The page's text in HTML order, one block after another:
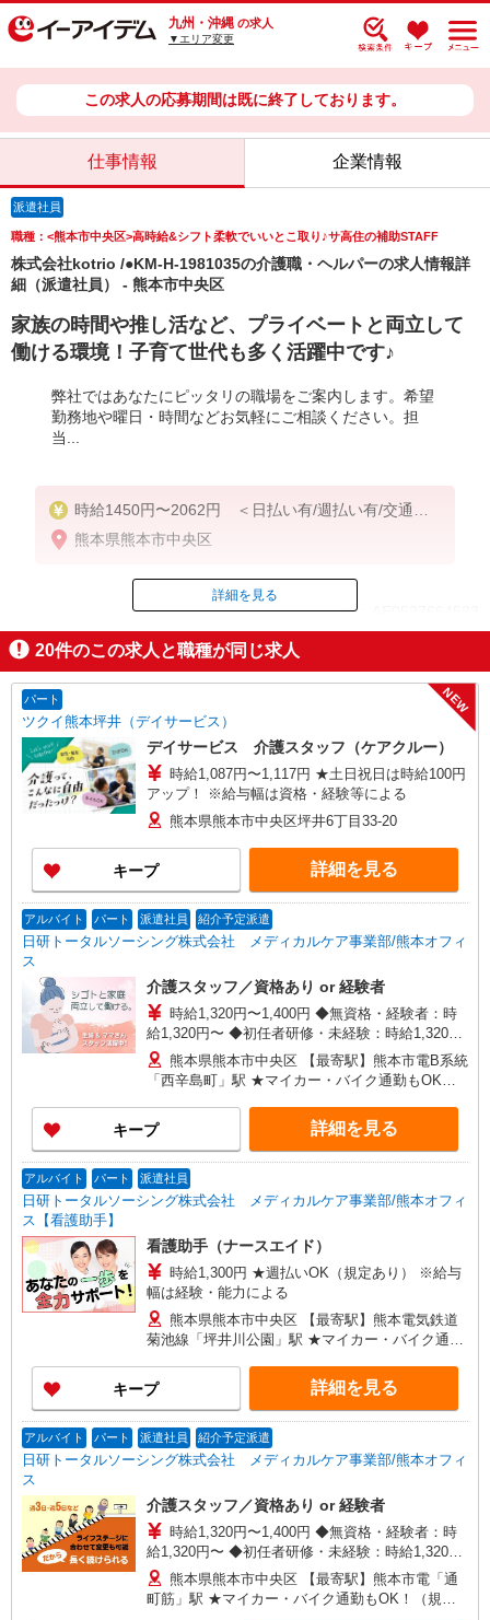
九州・沖縄 の求人
▼エリア変更
この求人の応募期間は既に終了しております。
仕事情報 企業情報
派遣社員
職種：<熊本市中央区>高時給&シフト柔軟でいいとこ取り♪サ高住の補助STAFF
株式会社kotrio /●KM-H-1981035の介護職・ヘルパーの求人情報詳
細（派遣社員） - 熊本市中央区
家族の時間や推し活など、プライベートと両立して
働ける環境！子育て世代も多く活躍中です♪
弊社ではあなたにピッタリの職場をご案内します。希望
勤務地や曜日・時間などお気軽にご相談ください。担
当...
時給1450円〜2062円 ＜日払い有/週払い有/交通費
全支給(ガソリン代含む)＞
熊本県熊本市中央区
ID：AE0527664583
掲載期間終了
詳細を見る
20件のこの求人と職種が同じ求人
パート
ツクイ熊本坪井（デイサービス）
NEW
デイサービス 介護スタッフ（ケアクルー）
時給1,087円〜1,117円 ★土日祝日は時給100円
アップ！ ※給与幅は資格・経験等による
熊本県熊本市中央区坪井6丁目33-20
キープ 詳細を見る
アルバイト パート 派遣社員 紹介予定派遣
日研トータルソーシング株式会社 メディカルケア事業部/熊本オフィ
ス
介護スタッフ／資格あり or 経験者
時給1,320円〜1,400円 ◆無資格・経験者：時
給1,320円〜 ◆初任者研修・未経験：時給1,320
円〜 ◆初任者研修・経験者：時給1,350円〜 ◆介
護福祉士：時給1,400円〜 ※経験者は3ヶ月以上 ※
給与幅は経験・能力による ★週払いOK（規定あ
り）
熊本県熊本市中央区 【最寄駅】熊本市電B系統
「西辛島町」駅 ★マイカー・バイク通勤もOK！
ら通いやすいエリアなど、お好きな勤務地をお選
び下さい！！
キープ 詳細を見る
アルバイト パート 派遣社員
日研トータルソーシング株式会社 メディカルケア事業部/熊本オフィ
ス【看護助手】
看護助手（ナースエイド）
時給1,300円 ★週払いOK（規定あり） ※給与
幅は経験・能力による
熊本県熊本市中央区 【最寄駅】熊本電気鉄道
菊池線「坪井川公園」駅 ★マイカー・バイク通勤
キープ 詳細を見る
アルバイト パート 派遣社員 紹介予定派遣
日研トータルソーシング株式会社 メディカルケア事業部/熊本オフィ
ス
介護スタッフ／資格あり or 経験者
時給1,320円〜1,400円 ◆無資格・経験者：時
給1,320円〜 ◆初任者研修・未経験：時給1,320
円〜 ◆初任者研修・経験者：時給1,350円〜 ◆介
護福祉士：時給1,400円〜 ※経験者は3ヶ月以上 ※
給与幅は経験・能力による ★週払いOK（規定あ
熊本県熊本市中央区 【最寄駅】熊本市電「通
町筋」駅 ★マイカー・バイク通勤もOK！（規定